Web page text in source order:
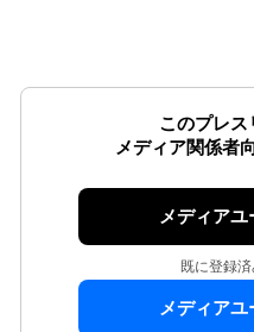
このプレス
メディア関係者
メディア
既に登録
メディア